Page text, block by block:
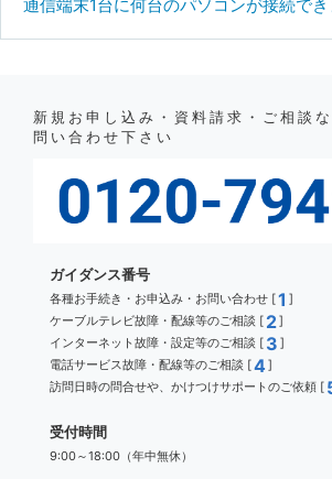
通信端末1台に何台のパソコンが接続でき
新規お申し込み・資料請求・ご相談
問い合わせ下さい
ガイダンス番号
各種お手続き・お申込み・お問い合わせ [1 ]
ケーブルテレビ故障・配線等のご相談 [ 2]
インターネット故障・設定等のご相談 [ 3 ]
電話サービス故障・配線等のご相談 [4]
訪問日時の問合せや、かけつけサポートのご依頼 [
受付時間
9:00～18:00（年中無休）